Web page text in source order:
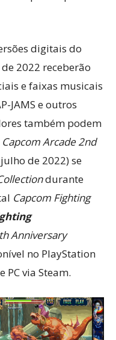
digitais do
2022 receberão
e faixas musicais
JAMS e outros
também podem
Capcom Arcade 2nd
de 2022) se
durante
Capcom Fighting
Anniversary
no PlayStation
PC via Steam.